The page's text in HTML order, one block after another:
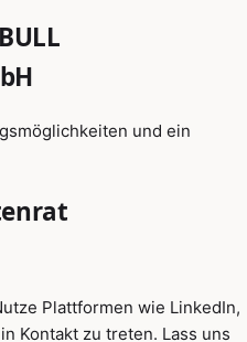
und ein
Plattformen wie LinkedIn,
Kontakt zu treten. Lass uns